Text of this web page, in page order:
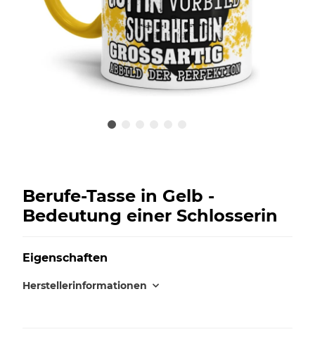
Berufe-Tasse in Gelb -
Bedeutung einer Schlosserin
Eigenschaften
Herstellerinformationen